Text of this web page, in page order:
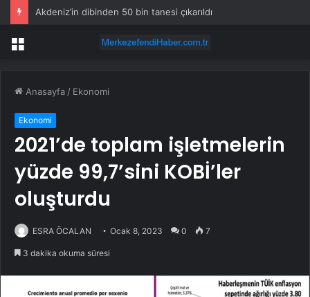
Akdeniz’in dibinden 50 bin tanesi çıkarıldı
Menü
Anasayfa / Ekonomi
Ekonomi
2021’de toplam işletmelerin
yüzde 99,7’sini KOBİ’ler
oluşturdu
ESRA ÖCALAN Ocak 8, 2023 0 7
3 dakika okuma süresi